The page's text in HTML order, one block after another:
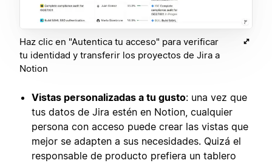
Haz clic en "Autentica tu acceso" para verificar
tu identidad y transferir los proyectos de Jira a
Notion
Vistas personalizadas a tu gusto: una vez que
tus datos de Jira estén en Notion, cualquier
persona con acceso puede crear las vistas que
mejor se adapten a sus necesidades. Quizá el
responsable de producto prefiera un tablero